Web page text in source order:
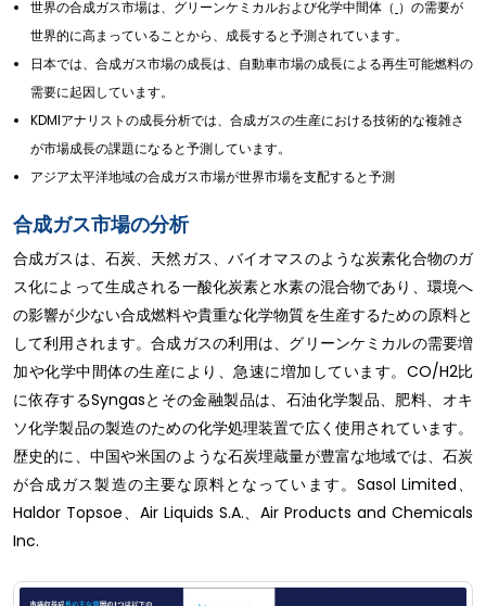
世界の合成ガス市場は、グリーンケミカルおよび化学中間体（ ）の需要が
世界的に高まっていることから、成長すると予測されています。
日本では、合成ガス市場の成長は、自動車市場の成長による再生可能燃料の
需要に起因しています。
KDMIアナリストの成長分析では、合成ガスの生産における技術的な複雑さ
が市場成長の課題になると予測しています。
アジア太平洋地域の合成ガス市場が世界市場を支配すると予測
合成ガス市場の分析
合成ガスは、石炭、天然ガス、バイオマスのような炭素化合物のガ
ス化によって生成される一酸化炭素と水素の混合物であり、環境へ
の影響が少ない合成燃料や貴重な化学物質を生産するための原料と
して利用されます。合成ガスの利用は、グリーンケミカルの需要増
加や化学中間体の生産により、急速に増加しています。CO/H2比
に依存するSyngasとその金融製品は、石油化学製品、肥料、オキ
ソ化学製品の製造のための化学処理装置で広く使用されています。
歴史的に、中国や米国のような石炭埋蔵量が豊富な地域では、石炭
が合成ガス製造の主要な原料となっています。Sasol Limited、
Haldor Topsoe、Air Liquids S.A.、Air Products and Chemicals
Inc.